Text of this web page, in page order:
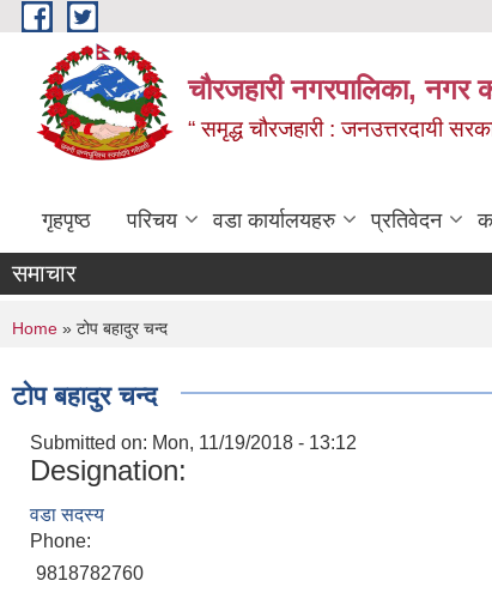
Skip to main content
चौरजहारी नगरपालिका, नगर
“ समृद्ध चौरजहारी : जनउत्तरदायी
गृहपृष्ठ परिचय वडा कार्यालयहरु प्रतिवेदन
समाचार
You are here
Home » टोप बहादुर चन्द
टोप बहादुर चन्द
Submitted on: Mon, 11/19/2018 - 13:12
Designation:
वडा सदस्य
Phone:
9818782760